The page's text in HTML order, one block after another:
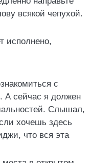
всякой чепухой.
исполнено,
с
А сейчас я должен
Слышал,
хочешь здесь
что вся эта